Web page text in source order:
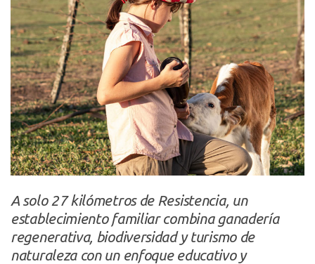
A solo 27 kilómetros de Resistencia, un
establecimiento familiar combina ganadería
regenerativa, biodiversidad y turismo de
naturaleza con un enfoque educativo y